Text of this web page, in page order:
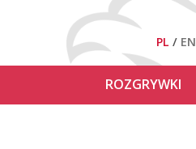
PL EN
ROZGRYWKI